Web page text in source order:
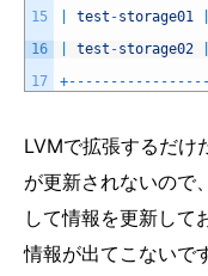
15
16
17
test -storage01
test -storage02
+-- -- -- -- -- -- -- --
LVMで拡張するだけ
が更新されないの
して情報を更新し
情報が出てこないで